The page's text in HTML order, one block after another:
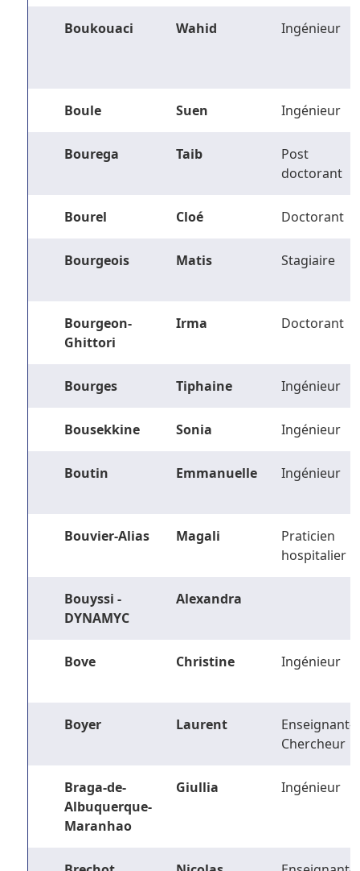
Boukouaci Wahid Ingénieur
Boule Suen Ingénieur
Bourega Taib
Post
doctorant
Bourel Cloé Doctorant
Bourgeois Matis Stagiaire
Bourgeon-
Ghittori
Irma Doctorant
Bourges Tiphaine Ingénieur
Bousekkine Sonia Ingénieur
Boutin Emmanuelle Ingénieur
Bouvier-Alias Magali
Praticien
hospitalier
Bouyssi -
DYNAMYC
Alexandra
Bove Christine Ingénieur
Boyer Laurent
Enseignant-
Chercheur
Braga-de-
Albuquerque-
Maranhao
Giullia Ingénieur